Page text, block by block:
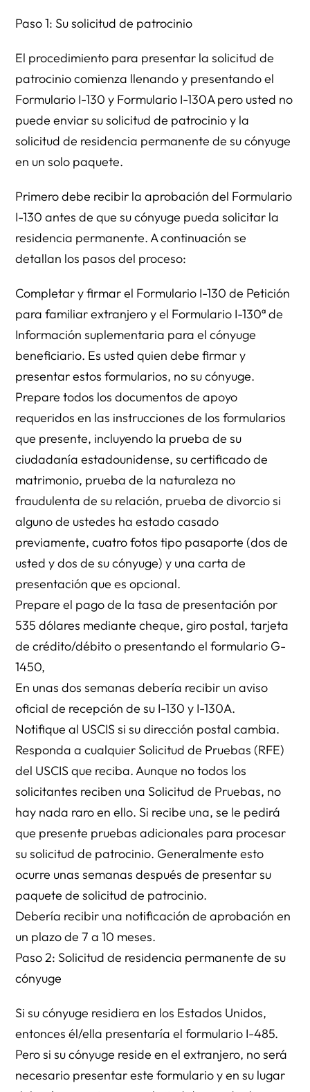
Paso 1: Su solicitud de patrocinio
El procedimiento para presentar la solicitud de
patrocinio comienza llenando y presentando el
Formulario I-130 y Formulario I-130A pero usted no
puede enviar su solicitud de patrocinio y la
solicitud de residencia permanente de su cónyuge
en un solo paquete.
Primero debe recibir la aprobación del Formulario
I-130 antes de que su cónyuge pueda solicitar la
residencia permanente. A continuación se
detallan los pasos del proceso:
Completar y firmar el Formulario I-130 de Petición
para familiar extranjero y el Formulario I-130ª de
Información suplementaria para el cónyuge
beneficiario. Es usted quien debe firmar y
presentar estos formularios, no su cónyuge.
Prepare todos los documentos de apoyo
requeridos en las instrucciones de los formularios
que presente, incluyendo la prueba de su
ciudadanía estadounidense, su certificado de
matrimonio, prueba de la naturaleza no
fraudulenta de su relación, prueba de divorcio si
alguno de ustedes ha estado casado
previamente, cuatro fotos tipo pasaporte (dos de
usted y dos de su cónyuge) y una carta de
presentación que es opcional.
Prepare el pago de la tasa de presentación por
535 dólares mediante cheque, giro postal, tarjeta
de crédito/débito o presentando el formulario G-
1450,
En unas dos semanas debería recibir un aviso
oficial de recepción de su I-130 y I-130A.
Notifique al USCIS si su dirección postal cambia.
Responda a cualquier Solicitud de Pruebas (RFE)
del USCIS que reciba. Aunque no todos los
solicitantes reciben una Solicitud de Pruebas, no
hay nada raro en ello. Si recibe una, se le pedirá
que presente pruebas adicionales para procesar
su solicitud de patrocinio. Generalmente esto
ocurre unas semanas después de presentar su
paquete de solicitud de patrocinio.
Debería recibir una notificación de aprobación en
un plazo de 7 a 10 meses.
Paso 2: Solicitud de residencia permanente de su
cónyuge
Si su cónyuge residiera en los Estados Unidos,
entonces él/ella presentaría el formulario I-485.
Pero si su cónyuge reside en el extranjero, no será
necesario presentar este formulario y en su lugar